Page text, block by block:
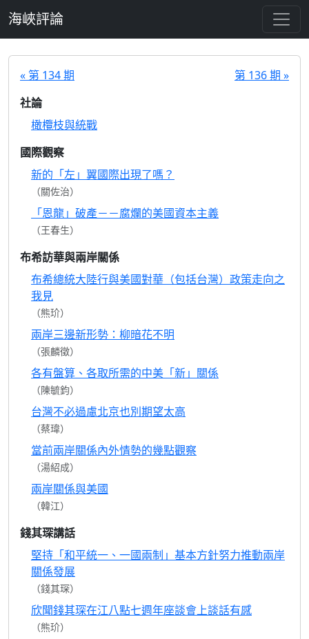
海峽評論
« 第 134 期
第 136 期 »
社論
橄欖枝與統戰
國際觀察
新的「左」翼國際出現了嗎？
（關佐治）
「恩龍」破產－－腐爛的美國資本主義
（王春生）
布希訪華與兩岸關係
布希總統大陸行與美國對華（包括台灣）政策走向之
我見
（熊玠）
兩岸三邊新形勢：柳暗花不明
（張麟徵）
各有盤算、各取所需的中美「新」關係
（陳毓鈞）
台灣不必過慮北京也別期望太高
（蔡瑋）
當前兩岸關係內外情勢的幾點觀察
（湯紹成）
兩岸關係與美國
（韓江）
錢其琛講話
堅持「和平統一、一國兩制」基本方針努力推動兩岸
關係發展
（錢其琛）
欣聞錢其琛在江八點七週年座談會上談話有感
（熊玠）